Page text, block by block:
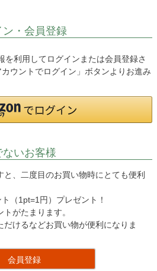
・会員登録
を利用してログインまたは会員登録さ
ウントでログイン」ボタンよりお進み
ないお客様
、二度目のお買い物時にとても便利
（1pt=1円）プレゼント！
がたまります。
けるなどお買い物が便利になりま
会員登録